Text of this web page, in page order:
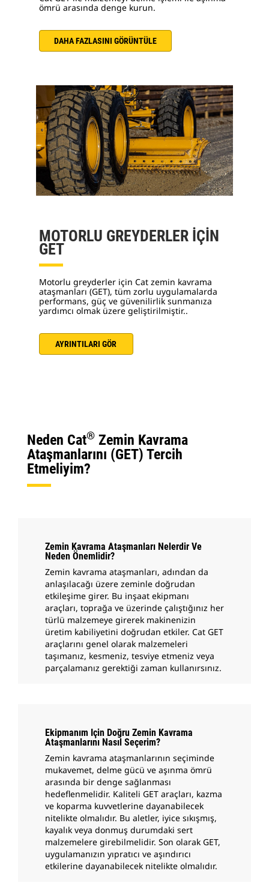
ömrü arasında denge kurun.
DAHA FAZLASINI GÖRÜNTÜLE
MOTORLU GREYDERLER İÇİN
GET
Motorlu greyderler için Cat zemin kavrama
ataşmanları (GET), tüm zorlu uygulamalarda
performans, güç ve güvenilirlik sunmanıza
yardımcı olmak üzere geliştirilmiştir..
AYRINTILARI GÖR
Neden Cat® Zemin Kavrama
Ataşmanlarını (GET) Tercih
Etmeliyim?
Zemin Kavrama Ataşmanları Nelerdir Ve
Neden Önemlidir?
Zemin kavrama ataşmanları, adından da
anlaşılacağı üzere zeminle doğrudan
etkileşime girer. Bu inşaat ekipmanı
araçları, toprağa ve üzerinde çalıştığınız her
türlü malzemeye girerek makinenizin
üretim kabiliyetini doğrudan etkiler. Cat GET
araçlarını genel olarak malzemeleri
taşımanız, kesmeniz, tesviye etmeniz veya
parçalamanız gerektiği zaman kullanırsınız.
Ekipmanım Için Doğru Zemin Kavrama
Ataşmanlarını Nasıl Seçerim?
Zemin kavrama ataşmanlarının seçiminde
mukavemet, delme gücü ve aşınma ömrü
arasında bir denge sağlanması
hedeflenmelidir. Kaliteli GET araçları, kazma
ve koparma kuvvetlerine dayanabilecek
nitelikte olmalıdır. Bu aletler, iyice sıkışmış,
kayalık veya donmuş durumdaki sert
malzemelere girebilmelidir. Son olarak GET,
uygulamanızın yıpratıcı ve aşındırıcı
etkilerine dayanabilecek nitelikte olmalıdır.